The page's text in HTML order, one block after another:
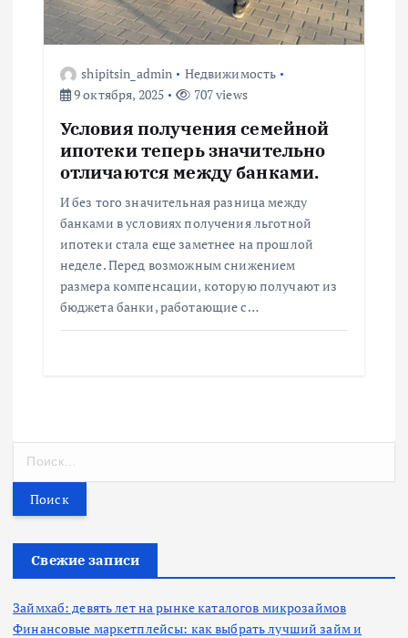
shipitsin_admin
Недвижимость
9 октября, 2025
707 views
Условия получения семейной
ипотеки теперь значительно
отличаются между банками.
И без того значительная разница между
банками в условиях получения льготной
ипотеки стала еще заметнее на прошлой
неделе. Перед возможным снижением
размера компенсации, которую получают из
бюджета банки, работающие с…
т
Свежие записи
Займхаб: девять лет на рынке каталогов микрозаймов
Финансовые маркетплейсы: как выбрать лучший займ и